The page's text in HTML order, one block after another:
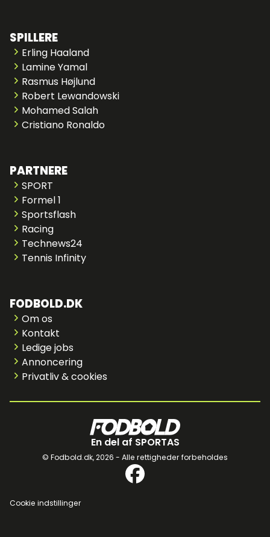
SPILLERE
Erling Haaland
Lamine Yamal
Rasmus Højlund
Robert Lewandowski
Mohamed Salah
Cristiano Ronaldo
PARTNERE
SPORT
Formel 1
Sportsflash
Racing
Technews24
Tennis Infinity
FODBOLD.DK
Om os
Kontakt
Ledige jobs
Annoncering
Privatliv & cookies
En del af SPORTAS
© Fodbold.dk,2026 - Alle rettigheder forbeholdes
Cookie indstillinger